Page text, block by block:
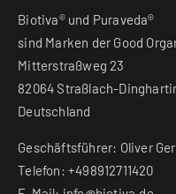
Biotiva® und Puraveda®
sind Marken der Good
Mitterstraßweg 23
82064 Straßlach-
Deutschland
Geschäftsführer: Oliver
Telefon: +498912711420